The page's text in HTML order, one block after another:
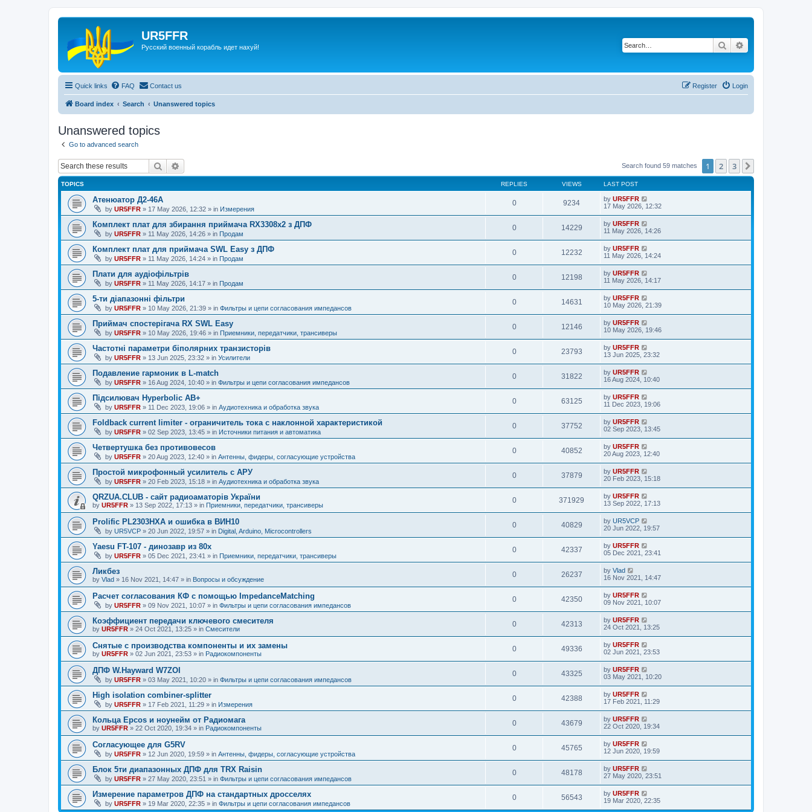
UR5FFR
Русский военный корабль идет нахуй! Search
Quick links FAQ Contact us Login
Register
Board index Search Unanswered topics
Unanswered topics
Go to advanced search
Search Search found 59 matches 1 2 3
TOPICS REPLIES VIEWS LAST POST
Атенюатор Д2-46А
by UR5FFR » 17 May 2026, 12:32 » in Измерения
0 9234 by UR5FFR
17 May 2026, 12:32
Комплект плат для збирання приймача RX3308x2 з ДПФ
by UR5FFR » 11 May 2026, 14:26 » in Продам
0 14229 by UR5FFR
11 May 2026, 14:26
Комплект плат для приймача SWL Easy з ДПФ
by UR5FFR » 11 May 2026, 14:24 » in Продам
0 12232 by UR5FFR
11 May 2026, 14:24
Плати для аудіофільтрів
by UR5FFR » 11 May 2026, 14:17 » in Продам
0 12198 by UR5FFR
11 May 2026, 14:17
5-ти діапазонні фільтри
by UR5FFR » 10 May 2026, 21:39 » in Фильтры и цепи согласования импедансов
0 14631 by UR5FFR
10 May 2026, 21:39
Приймач спостерігача RX SWL Easy
by UR5FFR » 10 May 2026, 19:46 » in Приемники, передатчики, трансиверы
0 12146 by UR5FFR
10 May 2026, 19:46
Частотні параметри біполярних транзисторів
by UR5FFR » 13 Jun 2025, 23:32 » in Усилители
0 23793 by UR5FFR
13 Jun 2025, 23:32
Подавление гармоник в L-match
by UR5FFR » 16 Aug 2024, 10:40 » in Фильтры и цепи согласования импедансов
0 31822 by UR5FFR
16 Aug 2024, 10:40
Підсилювач Hyperbolic AB+
by UR5FFR » 11 Dec 2023, 19:06 » in Аудиотехника и обработка звука
0 63125 by UR5FFR
11 Dec 2023, 19:06
Foldback current limiter - ограничитель тока с наклонной характеристикой
by UR5FFR » 02 Sep 2023, 13:45 » in Источники питания и автоматика
0 37752 by UR5FFR
02 Sep 2023, 13:45
Четвертушка без противовесов
by UR5FFR » 20 Aug 2023, 12:40 » in Антенны, фидеры, согласующие устройства
0 40852 by UR5FFR
20 Aug 2023, 12:40
Простой микрофонный усилитель с АРУ
by UR5FFR » 20 Feb 2023, 15:18 » in Аудиотехника и обработка звука
0 37879 by UR5FFR
20 Feb 2023, 15:18
QRZUA.CLUB - сайт радиоаматорів України
by UR5FFR » 13 Sep 2022, 17:13 » in Приемники, передатчики, трансиверы
0 371929 by UR5FFR
13 Sep 2022, 17:13
Prolific PL2303HXA и ошибка в ВИН10
by UR5VCP » 20 Jun 2022, 19:57 » in Digital, Arduino, Microcontrollers
0 40829 by UR5VCP
20 Jun 2022, 19:57
Yaesu FT-107 - динозавр из 80х
by UR5FFR » 05 Dec 2021, 23:41 » in Приемники, передатчики, трансиверы
0 42337 by UR5FFR
05 Dec 2021, 23:41
Ликбез
by Vlad » 16 Nov 2021, 14:47 » in Вопросы и обсуждение
0 26237 by Vlad
16 Nov 2021, 14:47
Расчет согласования КФ с помощью ImpedanceMatching
by UR5FFR » 09 Nov 2021, 10:07 » in Фильтры и цепи согласования импедансов
0 42350 by UR5FFR
09 Nov 2021, 10:07
Коэффициент передачи ключевого смесителя
by UR5FFR » 24 Oct 2021, 13:25 » in Смесители
0 42313 by UR5FFR
24 Oct 2021, 13:25
Снятые с производства компоненты и их замены
by UR5FFR » 02 Jun 2021, 23:53 » in Радиокомпоненты
0 49336 by UR5FFR
02 Jun 2021, 23:53
ДПФ W.Hayward W7ZOI
by UR5FFR » 03 May 2021, 10:20 » in Фильтры и цепи согласования импедансов
0 43325 by UR5FFR
03 May 2021, 10:20
High isolation combiner-splitter
by UR5FFR » 17 Feb 2021, 11:29 » in Измерения
0 42388 by UR5FFR
17 Feb 2021, 11:29
Кольца Epcos и ноунейм от Радиомага
by UR5FFR » 22 Oct 2020, 19:34 » in Радиокомпоненты
0 43679 by UR5FFR
22 Oct 2020, 19:34
Согласующее для G5RV
by UR5FFR » 12 Jun 2020, 19:59 » in Антенны, фидеры, согласующие устройства
0 45765 by UR5FFR
12 Jun 2020, 19:59
Блок 5ти диапазонных ДПФ для TRX Raisin
by UR5FFR » 27 May 2020, 23:51 » in Фильтры и цепи согласования импедансов
0 48178 by UR5FFR
27 May 2020, 23:51
Измерение параметров ДПФ на стандартных дросселях
by UR5FFR » 19 Mar 2020, 22:35 » in Фильтры и цепи согласования импедансов
0 56543 by UR5FFR
19 Mar 2020, 22:35